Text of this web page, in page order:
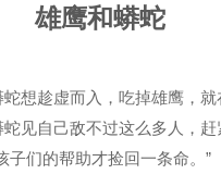
雄鹰和蟒蛇
想趁虚而入，吃掉雄鹰，
见自己敌不过这么多人，赶
子们的帮助才捡回一条命。”